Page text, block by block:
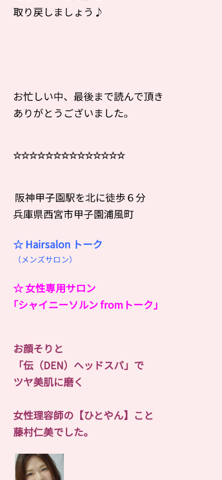
取り戻しましょう♪
お忙しい中、最後まで読んで頂き
ありがとうございました。
☆☆☆☆☆☆☆☆☆☆☆☆☆☆
阪神甲子園駅を北に徒歩６分
兵庫県西宮市甲子園浦風町
☆ Hairsalon トーク
（メンズサロン）
☆ 女性専用サロン
｢シャイニーソルン fromトーク｣
お顔そりと
「伝（DEN）ヘッドスパ」で
ツヤ美肌に磨く
女性理容師の【ひとやん】こと
藤村仁美でした。